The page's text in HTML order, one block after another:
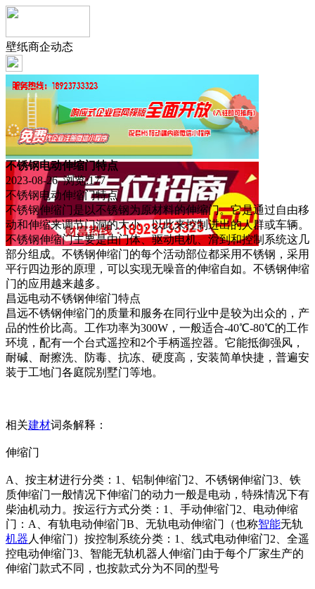
壁纸商企动态
不锈钢电动伸缩门特点
2023-08-26 浏览:177
不锈钢电动伸缩门特点
不锈钢伸缩门是以不锈钢为原材料的伸缩门。它是通过自由移
动和伸缩来调节门洞的大小，以此来控制进出的人群或车辆。
不锈钢伸缩门主要是由门体、驱动电机、滑到和控制系统这几
部分组成。不锈钢伸缩门的每个活动部位都采用不锈钢，采用
平行四边形的原理，可以实现无噪音的伸缩自如。不锈钢伸缩
门的应用越来越多。
昌远电动不锈钢伸缩门特点
昌远不锈钢伸缩门的质量和服务在同行业中是较为出众的，产
品的性价比高。工作功率为300W，一般适合-40℃-80℃的工作
环境，配有一个台式遥控和2个手柄遥控器。它能抵御强风，
耐碱、耐擦洗、防毒、抗冻、硬度高，安装简单快捷，普遍安
装于工地门各庭院别墅门等地。
相关建材词条解释：
伸缩门
A、按主材进行分类：1、铝制伸缩门2、不锈钢伸缩门3、铁
质伸缩门一般情况下伸缩门的动力一般是电动，特殊情况下有
柴油机动力。按运行方式分类：1、手动伸缩门2、电动伸缩
门：A、有轨电动伸缩门B、无轨电动伸缩门（也称智能无轨
机器 人伸缩门）按控制系统分类：1、线式电动伸缩门2、全遥
控电动伸缩门3、智能无轨机器人伸缩门由于每个厂家生产的
伸缩门款式不同，也按款式分为不同的型号